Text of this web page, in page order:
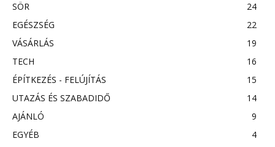
SÖR
24
EGÉSZSÉG
22
VÁSÁRLÁS
19
TECH
16
ÉPÍTKEZÉS - FELÚJÍTÁS
15
UTAZÁS ÉS SZABADIDŐ
14
AJÁNLÓ
9
EGYÉB
4